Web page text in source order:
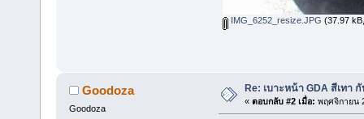
IMG_6252_resize.JPG (37.97
Goodoza
Goodoza
Re: เบาะหน้า GDA สีเทา
« ตอบกลับ #2 เมื่อ: พฤศจิกายน